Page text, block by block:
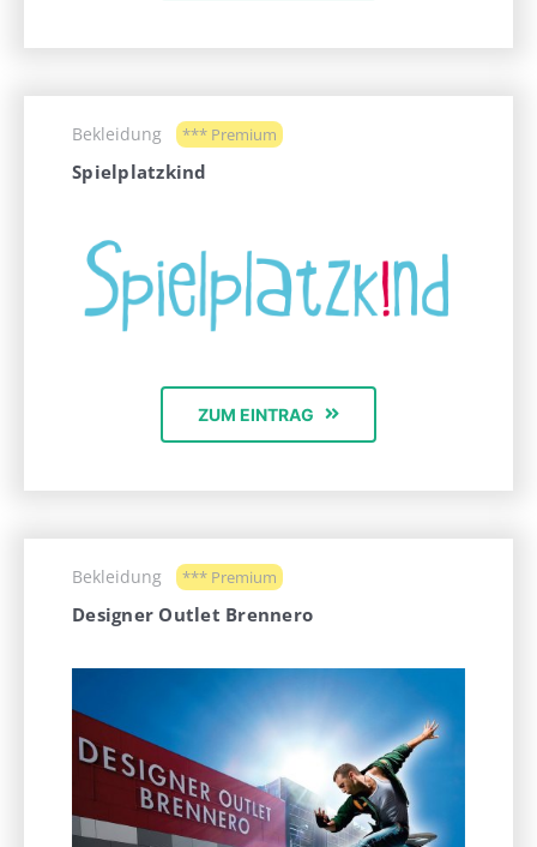
Bekleidung *** Premium
Spielplatzkind
ZUM EINTRAG
Bekleidung *** Premium
Designer Outlet Brennero